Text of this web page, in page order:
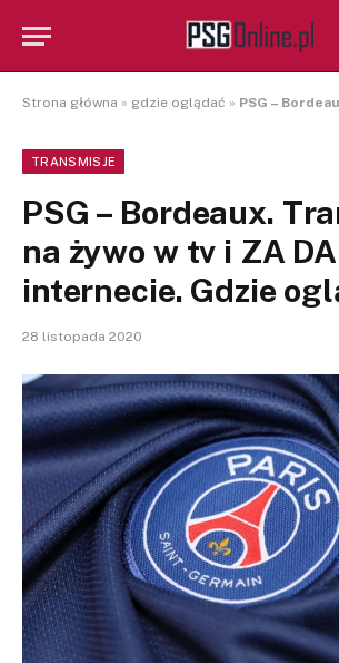
Strona główna » gdzie oglądać » PSG – Bordeaux. Transmisja na
TRANSMISJE
PSG – Bordeaux.
na żywo w tv i ZA
internecie. Gdzie
28 listopada 2020